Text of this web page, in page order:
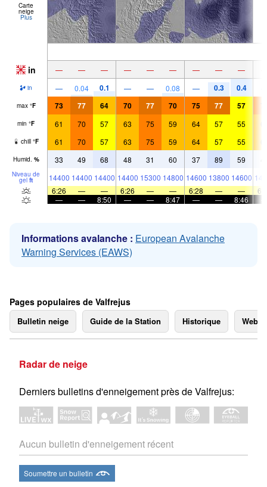
Carte
neige
Plus
in — — — — — — — — —
in — 0.04 0.1 — — 0.08 — 0.3 0.4
max °F 73 77 64 70 77 70 75 77 57
min °F 61 70 57 63 75 59 64 57 55
chill °F 61 70 57 63 75 59 64 57 55
Humid. % 33 49 68 48 31 60 37 89 59
Niveau de
gel ft 14400 14400 14400 14400 15300 14800 14600 13800 14600
6:26
— — 6:26 — — 6:28 — —
—
— 8:50 — — 8:47 — — 8:46
Informations avalanche : European Avalanche
Warning Services (EAWS)
Pages populaires de Valfrejus
Bulletin neige Guide de la Station Historique
Radar de neige
Derniers bulletins d'enneigement près de Valfrejus:
Aucun bulletin d'enneigement récent
Soumettre un bulletin